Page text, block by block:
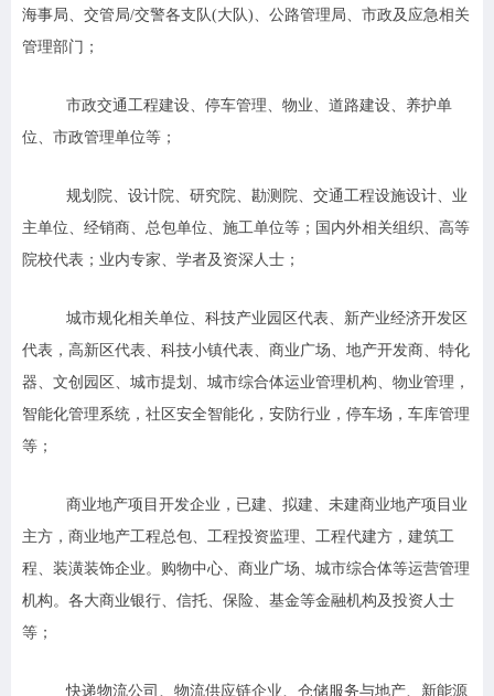
海事局、交管局/交警各支队(大队)、公路管理局、市政及应急相关
管理部门；
市政交通工程建设、停车管理、物业、道路建设、养护单
位、市政管理单位等；
规划院、设计院、研究院、勘测院、交通工程设施设计、业
主单位、经销商、总包单位、施工单位等；国内外相关组织、高等
院校代表；业内专家、学者及资深人士；
城市规化相关单位、科技产业园区代表、新产业经济开发区
代表，高新区代表、科技小镇代表、商业广场、地产开发商、特化
器、文创园区、城市提划、城市综合体运业管理机构、物业管理，
智能化管理系统，社区安全智能化，安防行业，停车场，车库管理
等；
商业地产项目开发企业，已建、拟建、未建商业地产项目业
主方，商业地产工程总包、工程投资监理、工程代建方，建筑工
程、装潢装饰企业。购物中心、商业广场、城市综合体等运营管理
机构。各大商业银行、信托、保险、基金等金融机构及投资人士
等；
快递物流公司、物流供应链企业、仓储服务与地产、新能源